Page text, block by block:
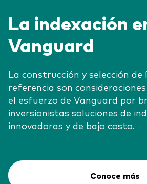
La indexación
Vanguard
La construcción y selección de
referencia son
el esfuerzo de Vanguard por
inversionistas soluciones de
innovadoras y de bajo costo.
Conoce más